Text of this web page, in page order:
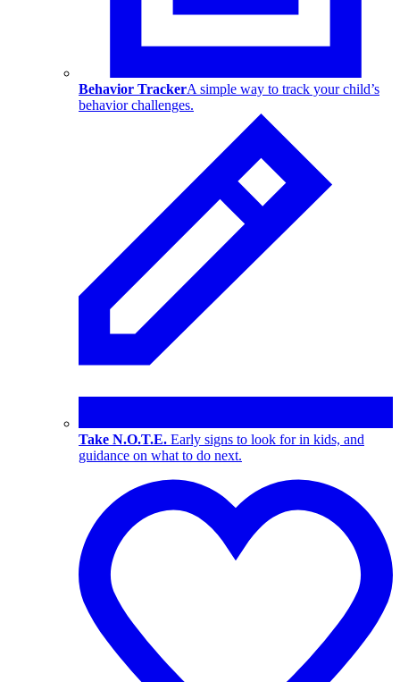
Behavior TrackerA simple way to track your child’s
behavior challenges.
Take N.O.T.E. Early signs to look for in kids, and
guidance on what to do next.